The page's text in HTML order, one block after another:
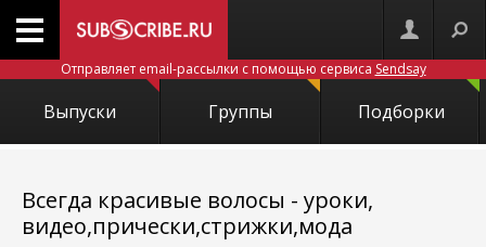
Отправляет email-рассылки с помощью сервиса Sendsay
Выпуски Группы Подборки
Всегда красивые волосы - уроки,
видео,прически,стрижки,мода